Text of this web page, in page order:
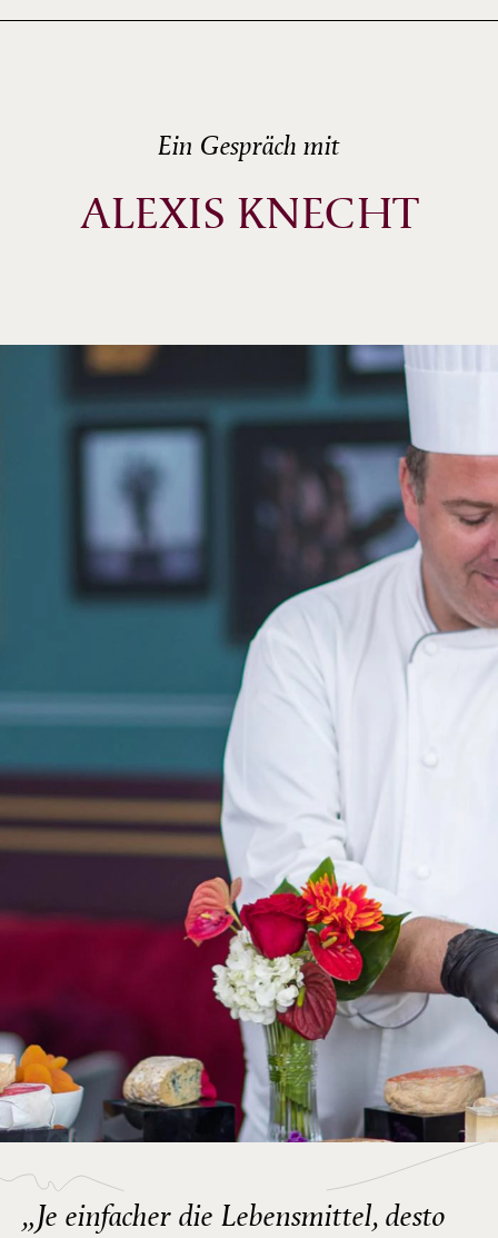
Ein Gespräch mit
ALEXIS KNECHT
„Je einfacher die Lebensmittel, desto